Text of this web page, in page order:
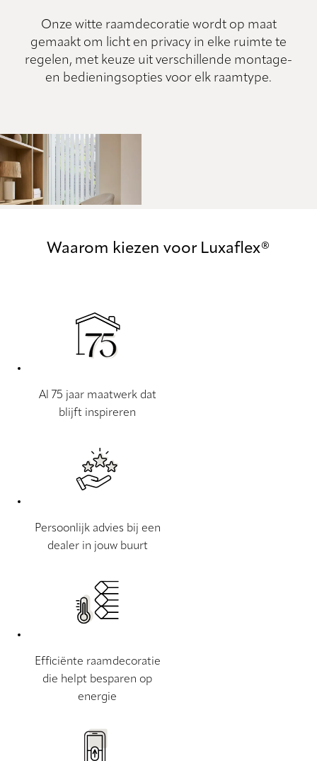
Onze witte raamdecoratie wordt op maat
gemaakt om licht en privacy in elke ruimte te
regelen, met keuze uit verschillende montage-
en bedieningsopties voor elk raamtype.
Waarom kiezen voor Luxaflex®
Al 75 jaar maatwerk dat
blijft inspireren
Persoonlijk advies bij een
dealer in jouw buurt
Efficiënte raamdecoratie
die helpt besparen op
energie